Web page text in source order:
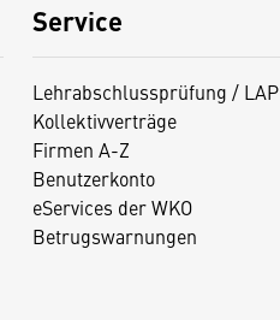
Service
Lehrabschlussprüfung / LAP
Kollektivverträge
Firmen A-Z
Benutzerkonto
eServices der WKO
Betrugswarnungen